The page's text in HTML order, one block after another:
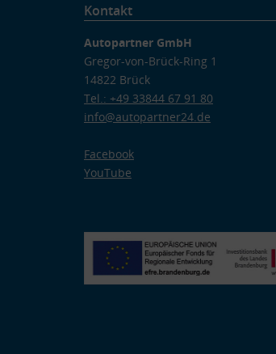
Kontakt
Autopartner GmbH
Gregor-von-Brück-Ring 1
14822 Brück
Tel.: +49 33844 67 91 80
info@autopartner24.de
Facebook
YouTube